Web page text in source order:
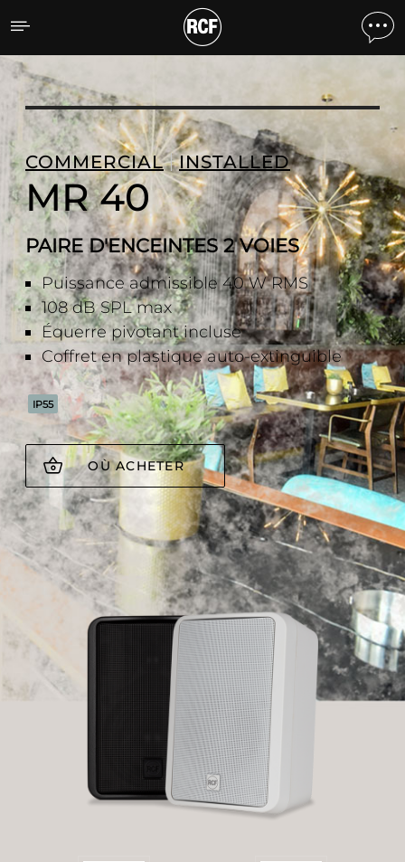
MR 40 PAIRE
COMMERCIAL INSTALLED
MR 40
PAIRE D'ENCEINTES 2 VOIES
Puissance admissible 40 W RMS
108 dB SPL max
Équerre pivotant incluse
Coffret en plastique auto-extinguible
IP55
OÙ ACHETER